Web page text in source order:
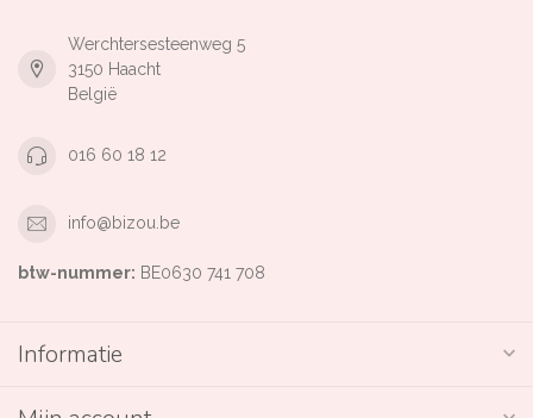
Werchtersesteenweg 5
3150 Haacht
België
016 60 18 12
info@bizou.be
btw-nummer: BE0630 741 708
Informatie